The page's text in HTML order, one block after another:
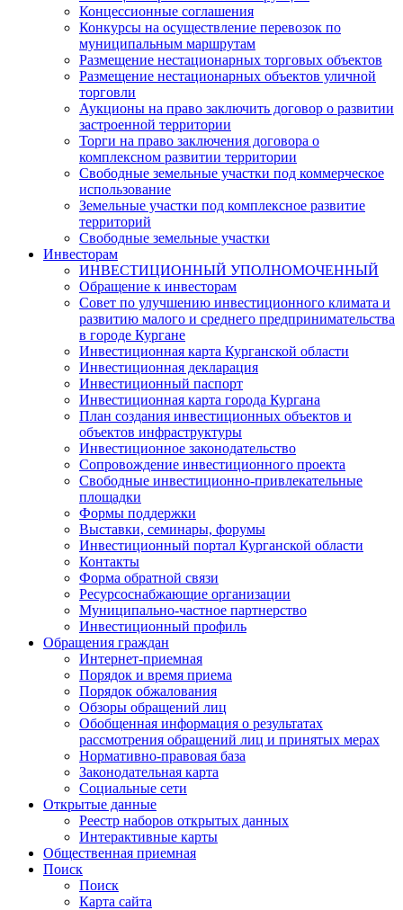
Концессионные соглашения
Конкурсы на осуществление перевозок по
муниципальным маршрутам
Размещение нестационарных торговых объектов
Размещение нестационарных объектов уличной
торговли
Аукционы на право заключить договор о развитии
застроенной территории
Торги на право заключения договора о
комплексном развитии территории
Свободные земельные участки под коммерческое
использование
Земельные участки под комплексное развитие
территорий
Свободные земельные участки
Инвесторам
ИНВЕСТИЦИОННЫЙ УПОЛНОМОЧЕННЫЙ
Обращение к инвесторам
Совет по улучшению инвестиционного климата и
развитию малого и среднего предпринимательства
в городе Кургане
Инвестиционная карта Курганской области
Инвестиционная декларация
Инвестиционный паспорт
Инвестиционная карта города Кургана
План создания инвестиционных объектов и
объектов инфраструктуры
Инвестиционное законодательство
Сопровождение инвестиционного проекта
Свободные инвестиционно-привлекательные
площадки
Формы поддержки
Выставки, семинары, форумы
Инвестиционный портал Курганской области
Контакты
Форма обратной связи
Ресурсоснабжающие организации
Муниципально-частное партнерство
Инвестиционный профиль
Обращения граждан
Интернет-приемная
Порядок и время приема
Порядок обжалования
Обзоры обращений лиц
Обобщенная информация о результатах
рассмотрения обращений лиц и принятых мерах
Нормативно-правовая база
Законодательная карта
Социальные сети
Открытые данные
Реестр наборов открытых данных
Интерактивные карты
Общественная приемная
Поиск
Поиск
Карта сайта